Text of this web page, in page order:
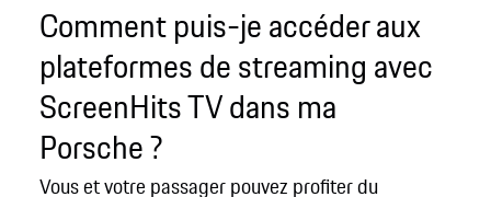
Comment puis-je accéder aux
plateformes de streaming avec
ScreenHits TV dans ma
Porsche ?
Vous et votre passager pouvez profiter du